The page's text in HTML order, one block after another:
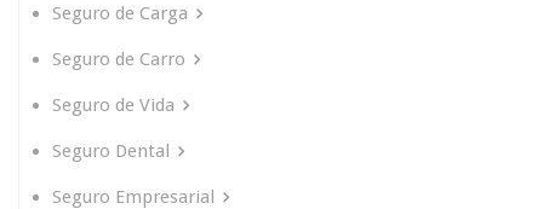
Seguro de Carga
Seguro de Carro
Seguro de Vida
Seguro Dental
Seguro Empresarial